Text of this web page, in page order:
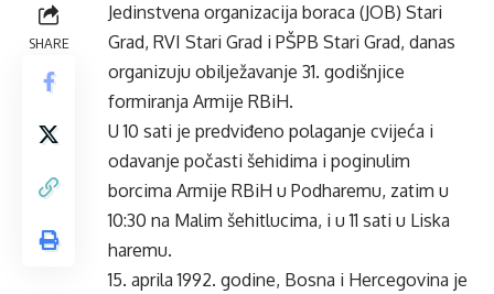
SHARE
Jedinstvena organizacija boraca (JOB) Stari
Grad, RVI Stari Grad i PŠPB Stari Grad, danas
organizuju obilježavanje 31. godišnjice
formiranja Armije RBiH.
U 10 sati je predviđeno polaganje cvijeća i
odavanje počasti šehidima i poginulim
borcima Armije RBiH u Podharemu, zatim u
10:30 na Malim šehitlucima, i u 11 sati u Liska
haremu.
15. aprila 1992. godine, Bosna i Hercegovina je